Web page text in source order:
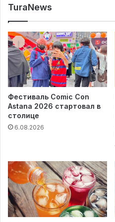
TuraNews
Фестиваль Comic Con
Astana 2026 стартовал в
столице
6.08.2026